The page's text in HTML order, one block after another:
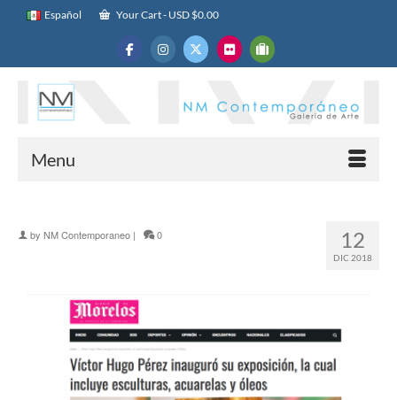
Español Your Cart- USD $0.00
Menu
12
DIC 2018
by NM Contemporaneo | 0